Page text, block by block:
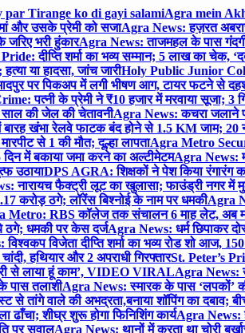
par Tirange ko di gayi salamiAgra mein
और उसके प्रेमी को सजाAgra News: हज़रत
भरी हुंकारAgra News: ताजमहल के पास
दीप्ति शर्मा का भव्य सम्मान; 5 लाख का चेक,
या हादसा, जांच जारीHoly Public Junior
पर पिकअप में लगी भीषण आग, टायर फटने से
पत्नी के प्रेमी ने ₹10 हजार में मरवाया सूजा; 3
की जेल की चेतावनीAgra News: कचरा जलाने
खंभा रेलवे फाटक बंद होने से 1.5 KM जाम; 20
से 1 की मौत; दूल्हा लापताAgra Metro
में बकाया जमा करने का अल्टीमेटमAgra News:
उठायाDPS AGRA: शिक्षकों ने पेश किया रंगारंग
नारायच फैक्ट्री लूट का खुलासा; फाउंड्री नगर में
करोड़ ठगे; लॉरेंस बिश्नोई के नाम पर धमकीAgra
Metro: RBS कॉलेज तक संचालन 6 माह लेट, अब
ठगे; धमकी पर केस दर्जAgra News: धर्म छिपाकर
विजेता दीप्ति शर्मा का भव्य रोड शो आज,
हथियार और 2 अपराधी गिरफ्तारSt. Peter’s
से लाया हूं काम’, VIDEO VIRALAgra News:
पास तलाशीAgra News: स्मारक के पास ‘लपकों’
तांगे वाले की अभद्रता,बनाया शॉपिंग का दबाव;
शीघ्र शुरू होगा फिनिशिंग कार्यAgra News:
पर सवालAgra News: थानों में करता था चोरी